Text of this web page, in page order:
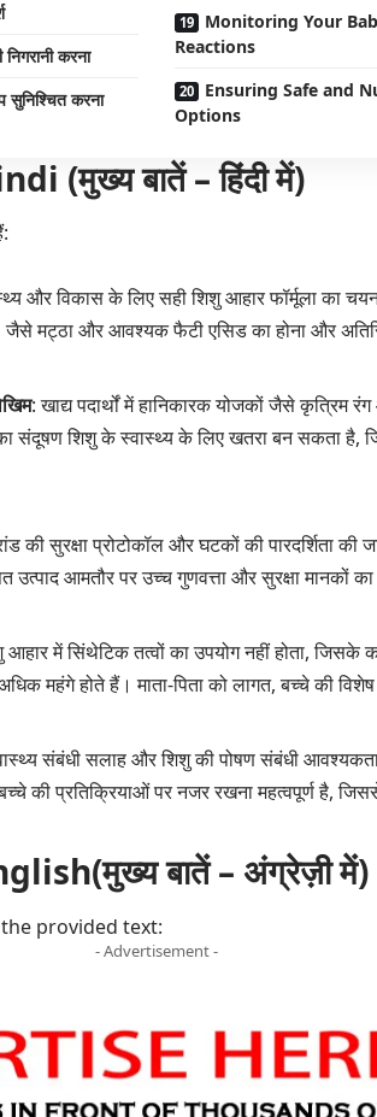
करना
सुनिश्चित करना
Monitoring Your
Reactions
Ensuring Safe and
Options
(मुख्य बातें – हिंदी में)
और विकास के लिए सही शिशु आहार फॉर्मूला का
मट्ठा और आवश्यक फैटी एसिड का होना और
: खाद्य पदार्थों में हानिकारक योजकों जैसे कृत्रिम
संदूषण शिशु के स्वास्थ्य के लिए खतरा बन सकता है,
की सुरक्षा प्रोटोकॉल और घटकों की पारदर्शिता
आमतौर पर उच्च गुणवत्ता और सुरक्षा मानकों
आहार में सिंथेटिक तत्वों का उपयोग नहीं होता,
महंगे होते हैं। माता-पिता को लागत, बच्चे की
संबंधी सलाह और शिशु की पोषण संबंधी
की प्रतिक्रियाओं पर नजर रखना महत्वपूर्ण है,
बातें – अंग्रेज़ी में)
provided text:
- Advertisement -